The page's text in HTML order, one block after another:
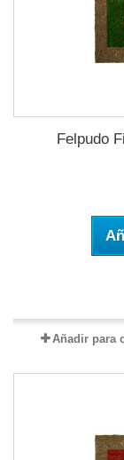
Felpudo
Añadir para